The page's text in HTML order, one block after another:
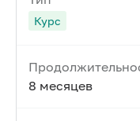
Курс
8 месяцев